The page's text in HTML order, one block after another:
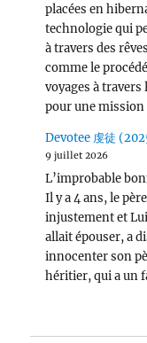
placées en
technologie qui
à travers des
comme le
voyages à travers
pour une
Devotee 虔徒
9 juillet 2026
L’improbable
Il y a 4 ans, le
injustement et
allait épouser, a
innocenter son
héritier, qui a un